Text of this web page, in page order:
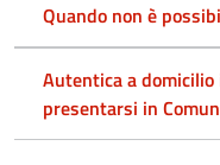
Quando non è
Autentica a
presentarsi in